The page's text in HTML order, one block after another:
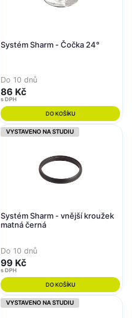
Systém Sharm - Čočka 24°
Do 10 dnů
86 Kč
s DPH
DO KOŠÍKU
VYSTAVENO NA STUDIU
Systém Sharm - vnější kroužek
matná černá
Do 10 dnů
99 Kč
s DPH
DO KOŠÍKU
VYSTAVENO NA STUDIU